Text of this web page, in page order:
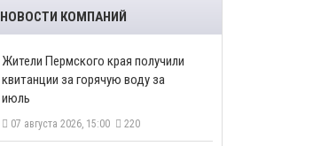
НОВОСТИ КОМПАНИЙ
​Жители Пермского края получили
квитанции за горячую воду за
июль
07 августа 2026, 15:00 220